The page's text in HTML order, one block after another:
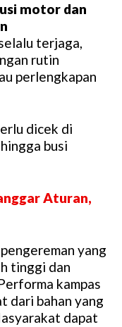
motor dan
terjaga,
rutin
perlengkapan
dicek di
busi
Aturan,
yang
tinggi dan
kampas
dari bahan yang
dapat